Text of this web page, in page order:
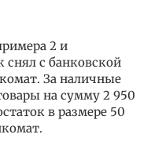
2 и
с банковской
За наличные
на сумму 2 950
в размере 50